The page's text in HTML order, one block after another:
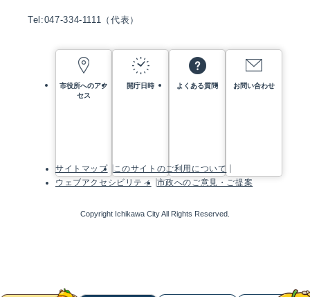
Tel:047-334-1111（代表）
市役所へのアク
セス
開庁日時 よくある質問 お問い合わせ
サイトマップ
このサイトのご利用について
ウェブアクセシビリティ
市政へのご意見・ご提案
Copyright Ichikawa City All Rights Reserved.